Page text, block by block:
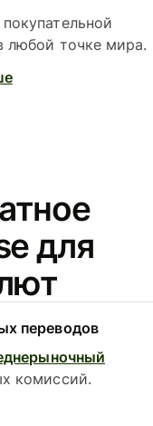
любой точке мира.
для
переводов
комиссий.